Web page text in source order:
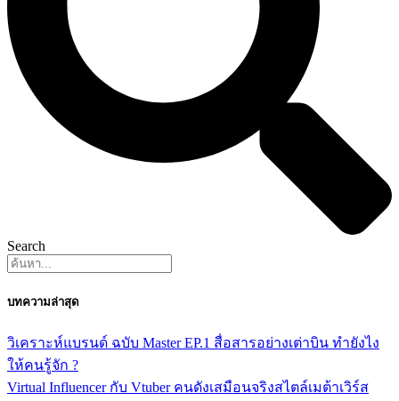
Search
บทความล่าสุด
วิเคราะห์แบรนด์ ฉบับ Master EP.1 สื่อสารอย่างเต่าบิน ทำยังไง
ให้คนรู้จัก ?
Virtual Influencer กับ Vtuber คนดังเสมือนจริงสไตล์เมต้าเวิร์ส